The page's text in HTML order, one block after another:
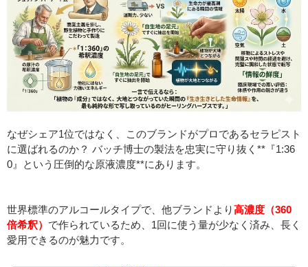
なぜシェア1位ではなく、このブランドがプロであるセラピスト
に選ばれるのか？ バッチ博士の製法を忠実に守り抜く**『1:36
0』という圧倒的な原液濃度**にあります。
世界標準のアルコールタイプで、他ブランドより高濃度（360
倍希釈） で作られているため、1回に使う量が少なく済み、長く
愛用できるのが魅力です。